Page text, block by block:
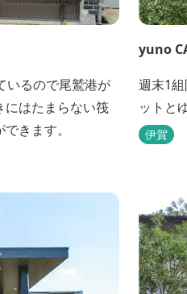
いるので尾鷲港が
にはたまらない筏
きます。
yuno
週末1
ットと
伊賀